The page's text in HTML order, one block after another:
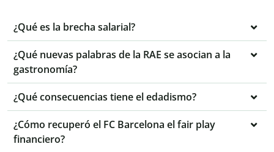
¿Qué es la brecha salarial?
¿Qué nuevas palabras de la RAE se asocian a la
gastronomía?
¿Qué consecuencias tiene el edadismo?
¿Cómo recuperó el FC Barcelona el fair play
financiero?